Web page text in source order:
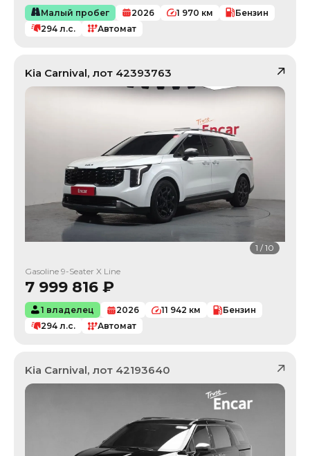
Малый пробег 2026 1 970 км
Бензин
294 л.с. Автомат
Kia Carnival, лот 42393763
1 /10
Gasoline 9-Seater X Line
7 999 816 ₽
1 владелец 2026 11 942 км
Бензин
294 л.с. Автомат
Kia Carnival, лот 42193640